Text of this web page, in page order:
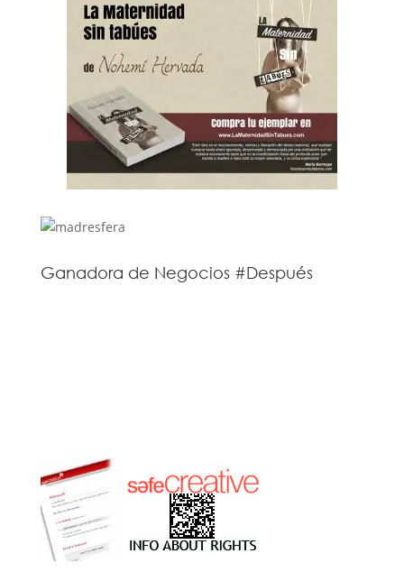
Ganadora de Negocios #Después